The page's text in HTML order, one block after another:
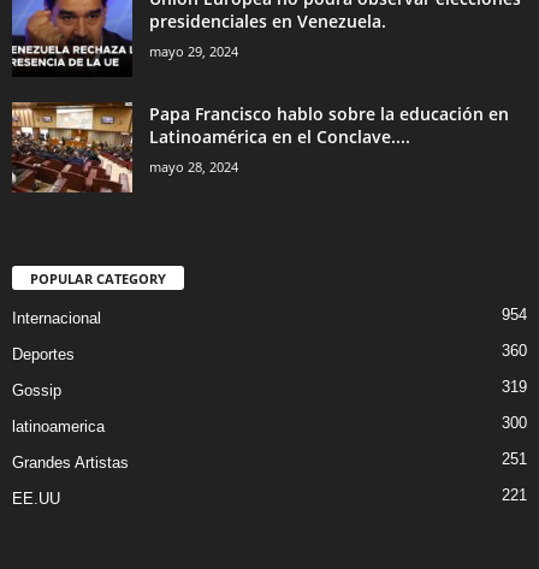
presidenciales en Venezuela.
mayo 29, 2024
Papa Francisco hablo sobre la educación en
Latinoamérica en el Conclave....
mayo 28, 2024
POPULAR CATEGORY
Internacional 954
Deportes 360
Gossip 319
latinoamerica 300
Grandes Artistas 251
EE.UU 221